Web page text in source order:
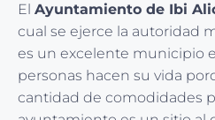
El Ayuntamiento de Ibi
cual se ejerce la autoridad
es un excelente municipio
personas hacen su vida
cantidad de comodidades